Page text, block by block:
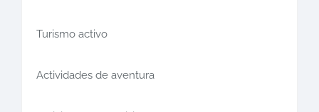
Turismo activo
Actividades de aventura